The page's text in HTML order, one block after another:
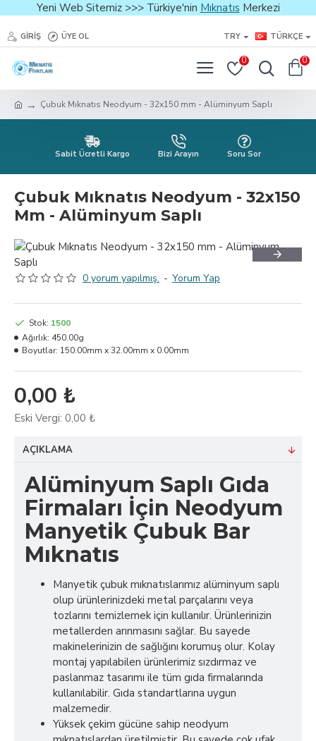
Yeni Web Sitemiz >>> Türkiye'nin Mıknatıs Merkezi
GIRIŞ ÜYE OL TRY TÜRKÇE
0 0
Çubuk Mıknatıs Neodyum - 32x150 mm - Alüminyum Saplı
Sabit Ücretli Kargo Bizi Arayın Soru Sor
Çubuk Mıknatıs Neodyum - 32x150
Mm - Alüminyum Saplı
0 yorum yapılmış. - Yorum Yap
0,00 ₺
Eski Vergi: 0,00 ₺
Stok: 1500
Ağırlık: 450.00g
Boyutlar: 150.00mm x 32.00mm x 0.00mm
AÇIKLAMA
Alüminyum Saplı Gıda
Firmaları İçin Neodyum
Manyetik Çubuk Bar
Mıknatıs
Manyetik çubuk mıknatıslarımız alüminyum saplı
olup ürünlerinizdeki metal parçalarını veya
tozlarını temizlemek için kullanılır. Ürünlerinizin
metallerden arınmasını sağlar. Bu sayede
makinelerinizin de sağlığını korumuş olur. Kolay
montaj yapılabilen ürünlerimiz sızdırmaz ve
paslanmaz tasarımı ile tüm gıda firmalarında
kullanılabilir. Gıda standartlarına uygun
malzemedir.
Yüksek çekim gücüne sahip neodyum